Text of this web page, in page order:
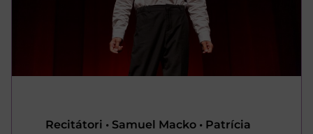
Recitátori • Samuel Macko • Patrícia